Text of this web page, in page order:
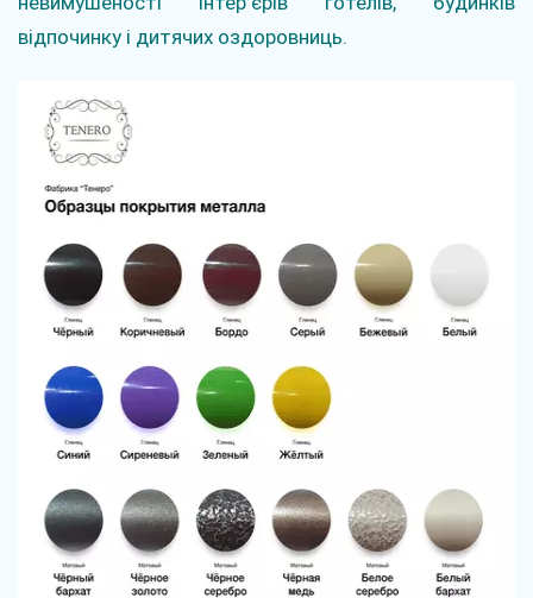
відпочинку і дитячих оздоровниць.